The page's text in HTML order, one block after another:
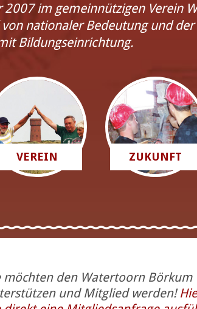
im gemeinnützigen Verein
nationaler Bedeutung und
Bildungseinrichtung.
VEREIN ZUKUNFT
möchten den Watertoorn Börkum
und Mitglied werden!